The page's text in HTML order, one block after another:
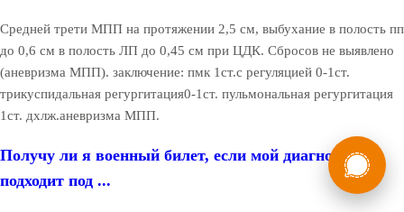
Средней трети МПП на протяжении 2,5 см, выбухание в полость пп
до 0,6 см в полость ЛП до 0,45 см при ЦДК. Сбросов не выявлено
(аневризма МПП). заключение: пмк 1ст.с регуляцией 0-1ст.
трикуспидальная регургитация0-1ст. пульмональная регургитация
1ст. дхлж.аневризма МПП.
Получу ли я военный билет, если мой диагноз
подходит под ...
Бесплатная
консультация